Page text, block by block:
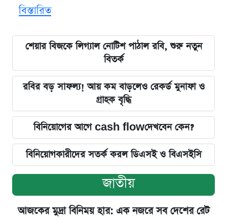
বিস্তারিত
শেয়ার বিজকে লিগ্যাল নোটিশ পাঠাল রবি, শুরু নতুন
বিতর্ক
রবির বড় সাফল্য! আয় কম বাড়লেও রেকর্ড মুনাফা ও
গ্রাহক বৃদ্ধি
বিনিয়োগের আগে cash flowদেখবেন কেন?
বিনিয়োগকারীদের সতর্ক করল ডিএসই ও বিএসইসি
জাতীয়
আজকের মুদ্রা বিনিময় হার: এক নজরে সব দেশের রেট